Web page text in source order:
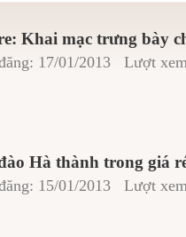
Khai mạc trưng bày
17/01/2013 Lượt
Hà thành trong giá
15/01/2013 Lượt